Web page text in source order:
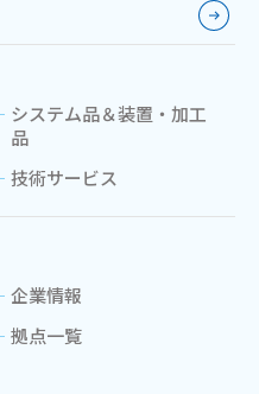
システム品＆装置・加工
品
技術サービス
企業情報
拠点一覧